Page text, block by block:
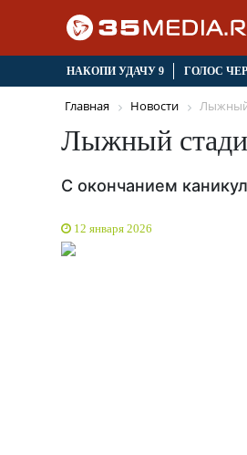
НАКОПИ УДАЧУ 9 ГОЛОС
Главная Новости Лыжный
Лыжный
С окончанием
12 января 2026